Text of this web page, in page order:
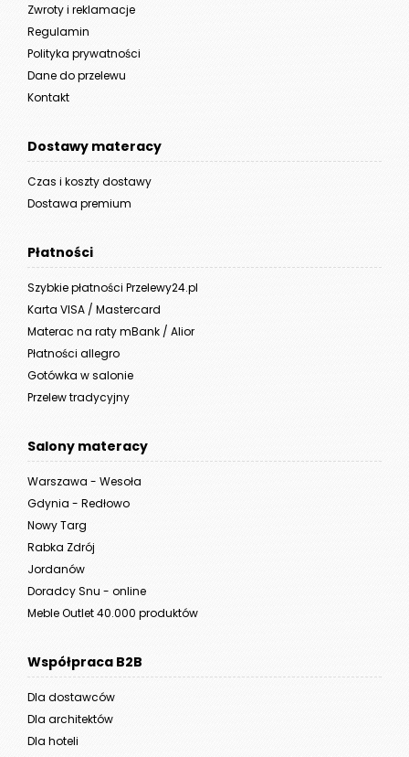
Zwroty i reklamacje
Regulamin
Polityka prywatności
Dane do przelewu
Kontakt
Dostawy materacy
Czas i koszty dostawy
Dostawa premium
Płatności
Szybkie płatności Przelewy24.pl
Karta VISA / Mastercard
Materac na raty mBank / Alior
Płatności allegro
Gotówka w salonie
Przelew tradycyjny
Salony materacy
Warszawa - Wesoła
Gdynia - Redłowo
Nowy Targ
Rabka Zdrój
Jordanów
Doradcy Snu - online
Meble Outlet 40.000 produktów
Współpraca B2B
Dla dostawców
Dla architektów
Dla hoteli